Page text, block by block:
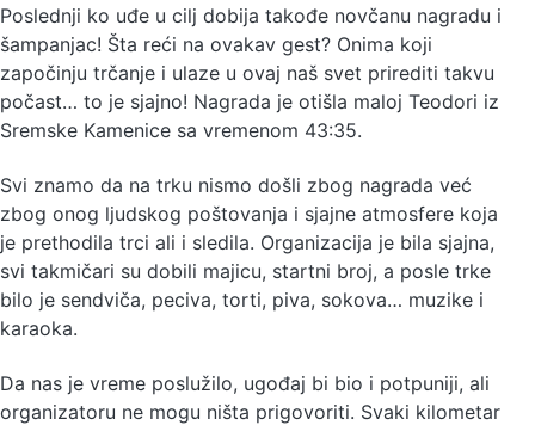
Poslednji ko uđe u cilj dobija takođe novčanu nagradu i
šampanjac! Šta reći na ovakav gest? Onima koji
započinju trčanje i ulaze u ovaj naš svet prirediti takvu
počast… to je sjajno! Nagrada je otišla maloj Teodori iz
Sremske Kamenice sa vremenom 43:35.
Svi znamo da na trku nismo došli zbog nagrada već
zbog onog ljudskog poštovanja i sjajne atmosfere koja
je prethodila trci ali i sledila. Organizacija je bila sjajna,
svi takmičari su dobili majicu, startni broj, a posle trke
bilo je sendviča, peciva, torti, piva, sokova… muzike i
karaoka.
Da nas je vreme poslužilo, ugođaj bi bio i potpuniji, ali
organizatoru ne mogu ništa prigovoriti. Svaki kilometar